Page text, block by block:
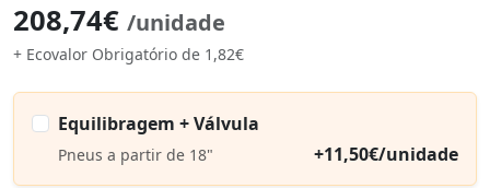
208,74€ /unidade
+ Ecovalor Obrigatório de 1,82€
Equilibragem + Válvula
Pneus a partir de 18" +11,50€/unidade